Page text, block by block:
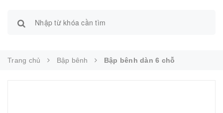
Trang chủ Bập bênh Bập bênh dàn 6 chỗ